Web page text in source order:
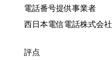
電話番号提供事業者
西日本電信電話株式会社
評点